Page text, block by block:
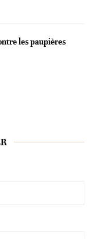
les paupières